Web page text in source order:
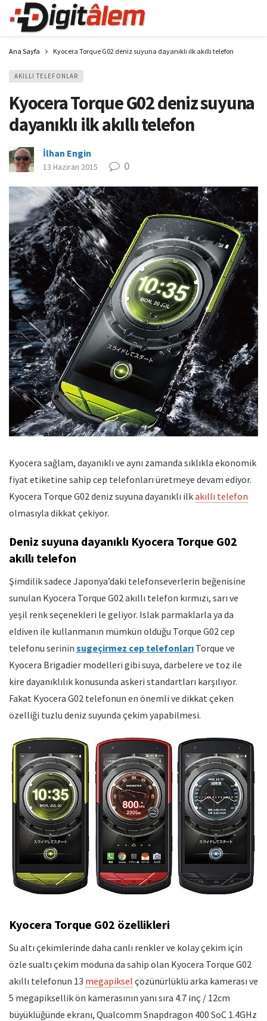
Ana Sayfa Kyocera Torque G02 deniz suyuna dayanıklı ilk akıllı telefon
AKILLI TELEFONLAR
Kyocera Torque G02 deniz suyuna
dayanıklı ilk akıllı telefon
İlhan Engin
13 Haziran 2015 0
Kyocera sağlam, dayanıklı ve aynı zamanda sıklıkla ekonomik
fiyat etiketine sahip cep telefonları üretmeye devam ediyor.
Kyocera Torque G02 deniz suyuna dayanıklı ilkakıllı telefon
olmasıyla dikkat çekiyor.
Deniz suyuna dayanıklı Kyocera Torque G02
akıllı telefon
Şimdilik sadece Japonya’daki telefonseverlerin beğenisine
sunulan Kyocera Torque G02 akıllı telefon kırmızı, sarı ve
yeşil renk seçenekleri le geliyor. Islak parmaklarla ya da
eldiven ile kullanmanın mümkün olduğu Torque G02 cep
telefonu serinin sugeçirmez cep telefonları Torque ve
Kyocera Brigadier modelleri gibi suya, darbelere ve toz ile
kire dayanıklılık konusunda askeri standartları karşılıyor.
Fakat Kyocera G02 telefonun en önemli ve dikkat çeken
özelliği tuzlu deniz suyunda çekim yapabilmesi.
Kyocera Torque G02 özellikleri
Su altı çekimlerinde daha canlı renkler ve kolay çekim için
özle sualtı çekim moduna da sahip olan Kyocera Torque G02
akıllı telefonun 13 megapiksel çözünürlüklü arka kamerası ve
5 megapiksellik ön kamerasının yanı sıra 4.7 inç / 12cm
büyüklüğünde ekranı, Qualcomm Snapdragon 400 SoC 1.4GHz